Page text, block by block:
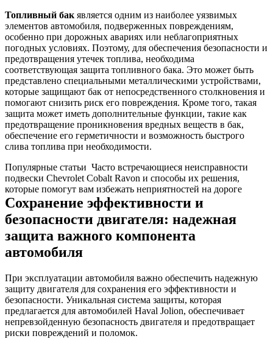
Топливный бак является одним из наиболее уязвимых
элементов автомобиля, подверженных повреждениям,
особенно при дорожных авариях или неблагоприятных
погодных условиях. Поэтому, для обеспечения безопасности и
предотвращения утечек топлива, необходима
соответствующая защита топливного бака. Это может быть
представлено специальными металлическими устройствами,
которые защищают бак от непосредственного столкновения и
помогают снизить риск его повреждения. Кроме того, такая
защита может иметь дополнительные функции, такие как
предотвращение проникновения вредных веществ в бак,
обеспечение его герметичности и возможность быстрого
слива топлива при необходимости.
Популярные статьи Часто встречающиеся неисправности
подвески Chevrolet Cobalt Ravon и способы их решения,
которые помогут вам избежать неприятностей на дороге
Сохранение эффективности и
безопасности двигателя: надежная
защита важного компонента
автомобиля
При эксплуатации автомобиля важно обеспечить надежную
защиту двигателя для сохранения его эффективности и
безопасности. Уникальная система защиты, которая
предлагается для автомобилей Haval Jolion, обеспечивает
непревзойденную безопасность двигателя и предотвращает
риски повреждений и поломок.